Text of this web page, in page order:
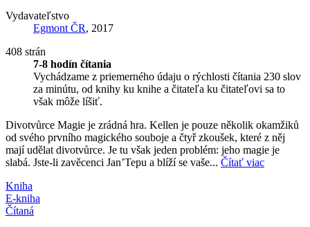
Vydavateľstvo
Egmont ČR, 2017
408 strán
7-8 hodín čítania
Vychádzame z priemerného údaju o rýchlosti čítania 230 slov
za minútu, od knihy ku knihe a čitateľa ku čitateľovi sa to
však môže líšiť.
Divotvůrce Magie je zrádná hra. Kellen je pouze několik okamžiků
od svého prvního magického souboje a čtyř zkoušek, které z něj
mají udělat divotvůrce. Je tu však jeden problém: jeho magie je
slabá. Jste-li zavěcenci Jan’Tepu a blíží se vaše... Čítať viac
Kniha
E-kniha
Čítaná